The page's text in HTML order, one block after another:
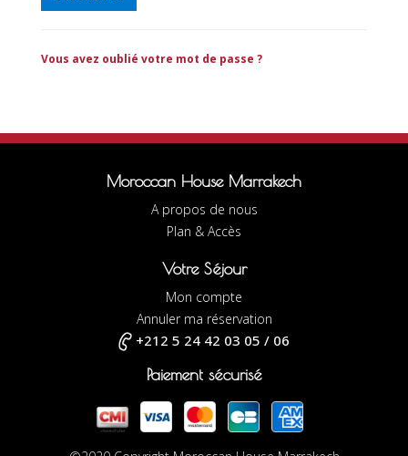
Vous avez oublié votre mot de passe ?
Moroccan House Marrakech
A propos de nous
Plan & Accès
Votre Séjour
Mon compte
Annuler ma réservation
+212 5 24 42 03 05 / 06
Paiement sécurisé